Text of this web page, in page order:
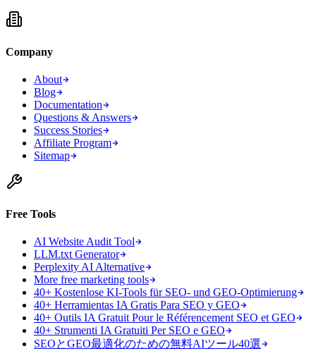
Company
About
Blog
Documentation
Questions & Answers
Success Stories
Affiliate Program
Sitemap
Free Tools
AI Website Audit Tool
LLM.txt Generator
Perplexity AI Alternative
More free marketing tools
40+ Kostenlose KI-Tools für SEO- und GEO-Optimierung
40+ Herramientas IA Gratis Para SEO y GEO
40+ Outils IA Gratuit Pour le Référencement SEO et GEO
40+ Strumenti IA Gratuiti Per SEO e GEO
SEOとGEO最適化のための無料AIツール40選